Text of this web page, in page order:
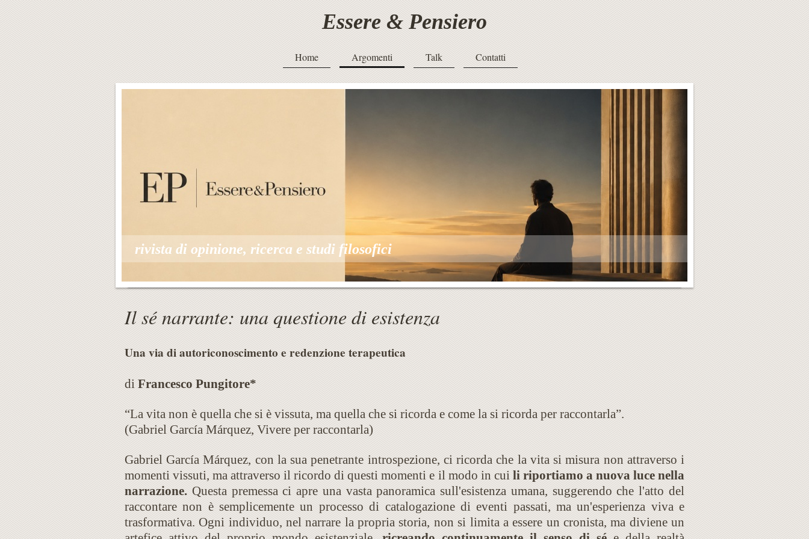
Essere & Pensiero
Home Argomenti Talk Contatti
rivista di opinione, ricerca e studi filosofici
Il sé narrante: una questione di esistenza
Una via di autoriconoscimento e redenzione terapeutica
di Francesco Pungitore*
“La vita non è quella che si è vissuta, ma quella che si ricorda e come la si ricorda per raccontarla”.
(Gabriel García Márquez, Vivere per raccontarla)
Gabriel García Márquez, con la sua penetrante introspezione, ci ricorda che la vita si misura non attraverso i
momenti vissuti, ma attraverso il ricordo di questi momenti e il modo in cui li riportiamo a nuova luce nella
narrazione. Questa premessa ci apre una vasta panoramica sull'esistenza umana, suggerendo che l'atto del
raccontare non è semplicemente un processo di catalogazione di eventi passati, ma un'esperienza viva e
trasformativa. Ogni individuo, nel narrare la propria storia, non si limita a essere un cronista, ma diviene un